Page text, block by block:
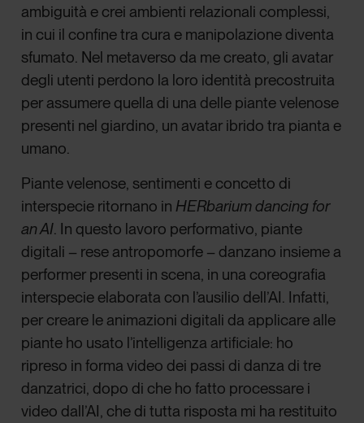
ambiguità e crei ambienti relazionali complessi,
in cui il confine tra cura e manipolazione diventa
sfumato. Nel metaverso da me creato, gli avatar
degli utenti perdono la loro identità precostruita
per assumere quella di una delle piante velenose
presenti nel giardino, un avatar ibrido tra pianta e
umano.
Piante velenose, sentimenti e concetto di
interspecie ritornano in HERbarium dancing for
an AI . In questo lavoro performativo, piante
digitali – rese antropomorfe – danzano insieme a
performer presenti in scena, in una coreografia
interspecie elaborata con l’ausilio dell’AI. Infatti,
per creare le animazioni digitali da applicare alle
piante ho usato l’intelligenza artificiale: ho
ripreso in forma video dei passi di danza di tre
danzatrici, dopo di che ho fatto processare i
video dall’AI, che di tutta risposta mi ha restituito